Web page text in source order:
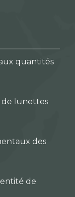
quantités
de lunettes
des
de